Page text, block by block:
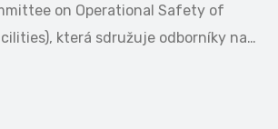
on Operational Safety of
která sdružuje odborníky na…